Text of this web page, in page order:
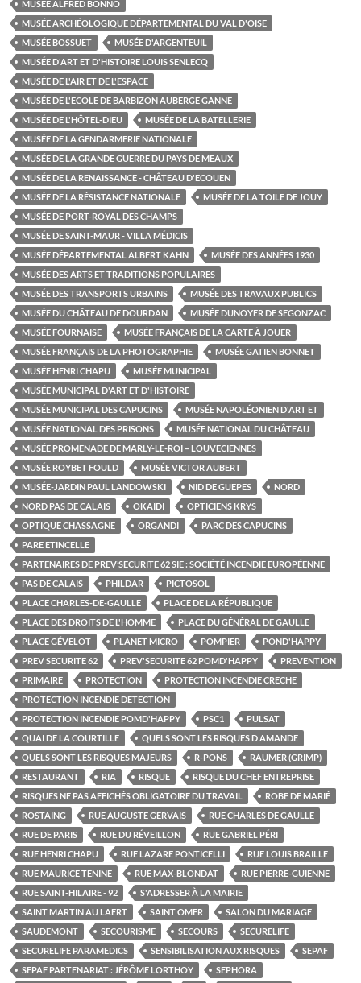
MUSÉE ALFRED BONNO
MUSÉE ARCHÉOLOGIQUE DÉPARTEMENTAL DU VAL D'OISE
MUSÉE BOSSUET
MUSÉE D'ARGENTEUIL
MUSÉE D'ART ET D'HISTOIRE LOUIS SENLECQ
MUSÉE DE L'AIR ET DE L'ESPACE
MUSÉE DE L'ECOLE DE BARBIZON AUBERGE GANNE
MUSÉE DE L'HÔTEL-DIEU
MUSÉE DE LA BATELLERIE
MUSÉE DE LA GENDARMERIE NATIONALE
MUSÉE DE LA GRANDE GUERRE DU PAYS DE MEAUX
MUSÉE DE LA RENAISSANCE - CHÂTEAU D'ECOUEN
MUSÉE DE LA RÉSISTANCE NATIONALE
MUSÉE DE LA TOILE DE JOUY
MUSÉE DE PORT-ROYAL DES CHAMPS
MUSÉE DE SAINT-MAUR - VILLA MÉDICIS
MUSÉE DÉPARTEMENTAL ALBERT KAHN
MUSÉE DES ANNÉES 1930
MUSÉE DES ARTS ET TRADITIONS POPULAIRES
MUSÉE DES TRANSPORTS URBAINS
MUSÉE DES TRAVAUX PUBLICS
MUSÉE DU CHÂTEAU DE DOURDAN
MUSÉE DUNOYER DE SEGONZAC
MUSÉE FOURNAISE
MUSÉE FRANÇAIS DE LA CARTE À JOUER
MUSÉE FRANÇAIS DE LA PHOTOGRAPHIE
MUSÉE GATIEN BONNET
MUSÉE HENRI CHAPU
MUSÉE MUNICIPAL
MUSÉE MUNICIPAL D'ART ET D'HISTOIRE
MUSÉE MUNICIPAL DES CAPUCINS
MUSÉE NAPOLÉONIEN D'ART ET
MUSÉE NATIONAL DES PRISONS
MUSÉE NATIONAL DU CHÂTEAU
MUSÉE PROMENADE DE MARLY-LE-ROI – LOUVECIENNES
MUSÉE ROYBET FOULD
MUSÉE VICTOR AUBERT
MUSÉE-JARDIN PAUL LANDOWSKI
NID DE GUEPES
NORD
NORD PAS DE CALAIS
OKAÏDI
OPTICIENS KRYS
OPTIQUE CHASSAGNE
ORGANDI
PARC DES CAPUCINS
PARE ETINCELLE
PARTENAIRES DE PREV’SECURITE 62 SIE : SOCIÉTÉ INCENDIE EUROPÉENNE
PAS DE CALAIS
PHILDAR
PICTOSOL
PLACE CHARLES-DE-GAULLE
PLACE DE LA RÉPUBLIQUE
PLACE DES DROITS DE L'HOMME
PLACE DU GÉNÉRAL DE GAULLE
PLACE GÉVELOT
PLANET MICRO POMPIER
POND'HAPPY
PREV SECURITE 62
PREV'SECURITE 62 POMD'HAPPY
PREVENTION
PRIMAIRE
PROTECTION
PROTECTION INCENDIE CRECHE
PROTECTION INCENDIE DETECTION
PROTECTION INCENDIE POMD'HAPPY
PSC1
PULSAT
QUAI DE LA COURTILLE
QUELS SONT LES RISQUES D AMANDE
QUELS SONT LES RISQUES MAJEURS
R-PONS
RAUMER (GRIMP)
RESTAURANT
RIA RISQUE
RISQUE DU CHEF ENTREPRISE
RISQUES NE PAS AFFICHÉS OBLIGATOIRE DU TRAVAIL
ROBE DE MARIÉ
ROSTAING
RUE AUGUSTE GERVAIS
RUE CHARLES DE GAULLE
RUE DE PARIS
RUE DU RÉVEILLON
RUE GABRIEL PÉRI
RUE HENRI CHAPU
RUE LAZARE PONTICELLI
RUE LOUIS BRAILLE
RUE MAURICE TENINE
RUE MAX-BLONDAT
RUE PIERRE-GUIENNE
RUE SAINT-HILAIRE - 92
S'ADRESSER À LA MAIRIE
SAINT MARTIN AU LAERT
SAINT OMER
SALON DU MARIAGE
SAUDEMONT
SECOURISME SECOURS
SECURELIFE
SECURELIFE PARAMEDICS
SENSIBILISATION AUX RISQUES
SEPAF
SEPAF PARTENARIAT : JÉRÔME LORTHOY
SEPHORA